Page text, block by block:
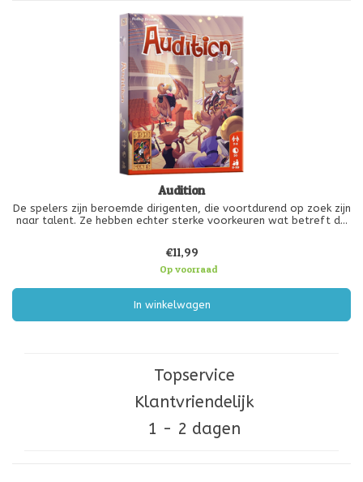
Audition
De spelers zijn beroemde dirigenten, die voortdurend op zoek zijn
naar talent. Ze hebben echter sterke voorkeuren wat betreft de
muzikantenkaart
€11,99
Op voorraad
In winkelwagen
Topservice
Klantvriendelijk
1 - 2 dagen